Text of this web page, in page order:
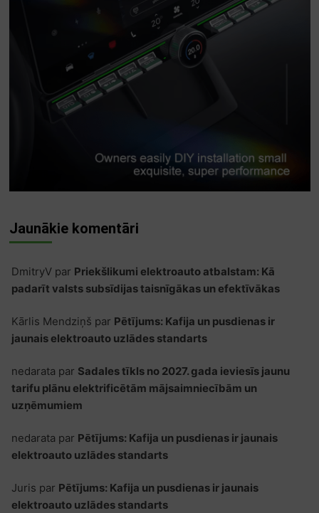
Jaunākie komentāri
DmitryVpar Priekšlikumi elektroauto atbalstam: Kā
padarīt valsts subsīdijas taisnīgākas un efektīvākas
Kārlis Mendziņš par Pētījums: Kafija un pusdienas ir
jaunais elektroauto uzlādes standarts
nedarata par Sadales tīkls no 2027. gada ieviesīs jaunu
tarifu plānu elektrificētām mājsaimniecībām un
uzņēmumiem
nedarata par Pētījums: Kafija un pusdienas ir jaunais
elektroauto uzlādes standarts
Juris par Pētījums: Kafija un pusdienas ir jaunais
elektroauto uzlādes standarts